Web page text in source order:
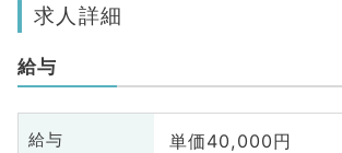
求人詳細
給与
給与 単価40,000円